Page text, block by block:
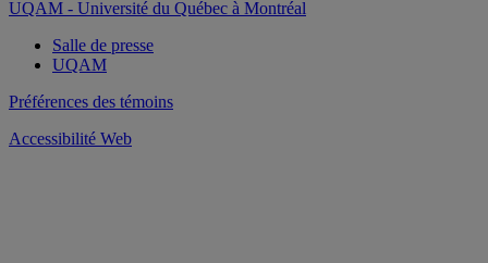
UQAM - Université du Québec à Montréal
Salle de presse
UQAM
Préférences des témoins
Accessibilité Web